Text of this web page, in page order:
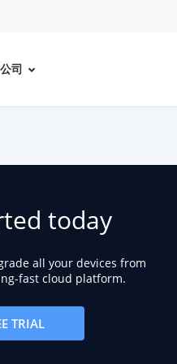
公司
today
all your devices from
fast cloud platform.
TRIAL